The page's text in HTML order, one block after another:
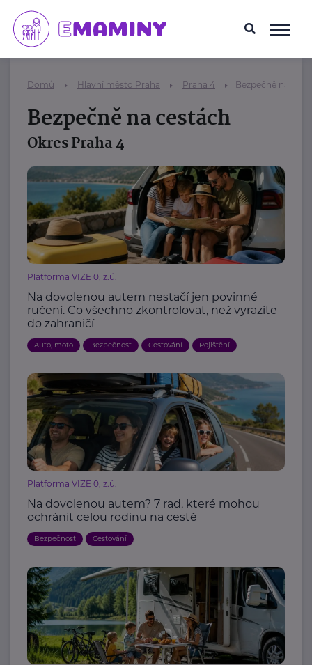
Domů Hlavní město Praha Praha 4 Bezpečně na
Bezpečně na cestách
Okres Praha 4
Platforma VIZE 0, z.ú.
Na dovolenou autem nestačí jen povinné
ručení. Co všechno zkontrolovat, než vyrazíte
do zahraničí
Auto, moto Bezpečnost Cestování Pojištění
Platforma VIZE 0, z.ú.
Na dovolenou autem? 7 rad, které mohou
ochránit celou rodinu na cestě
Bezpečnost Cestování